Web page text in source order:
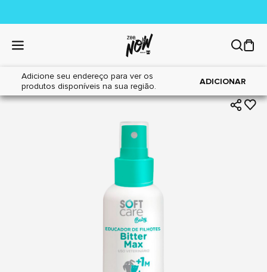
Adicione seu endereço para ver os
produtos disponíveis na sua região.
ADICIONAR
Home|Cães|Higiene